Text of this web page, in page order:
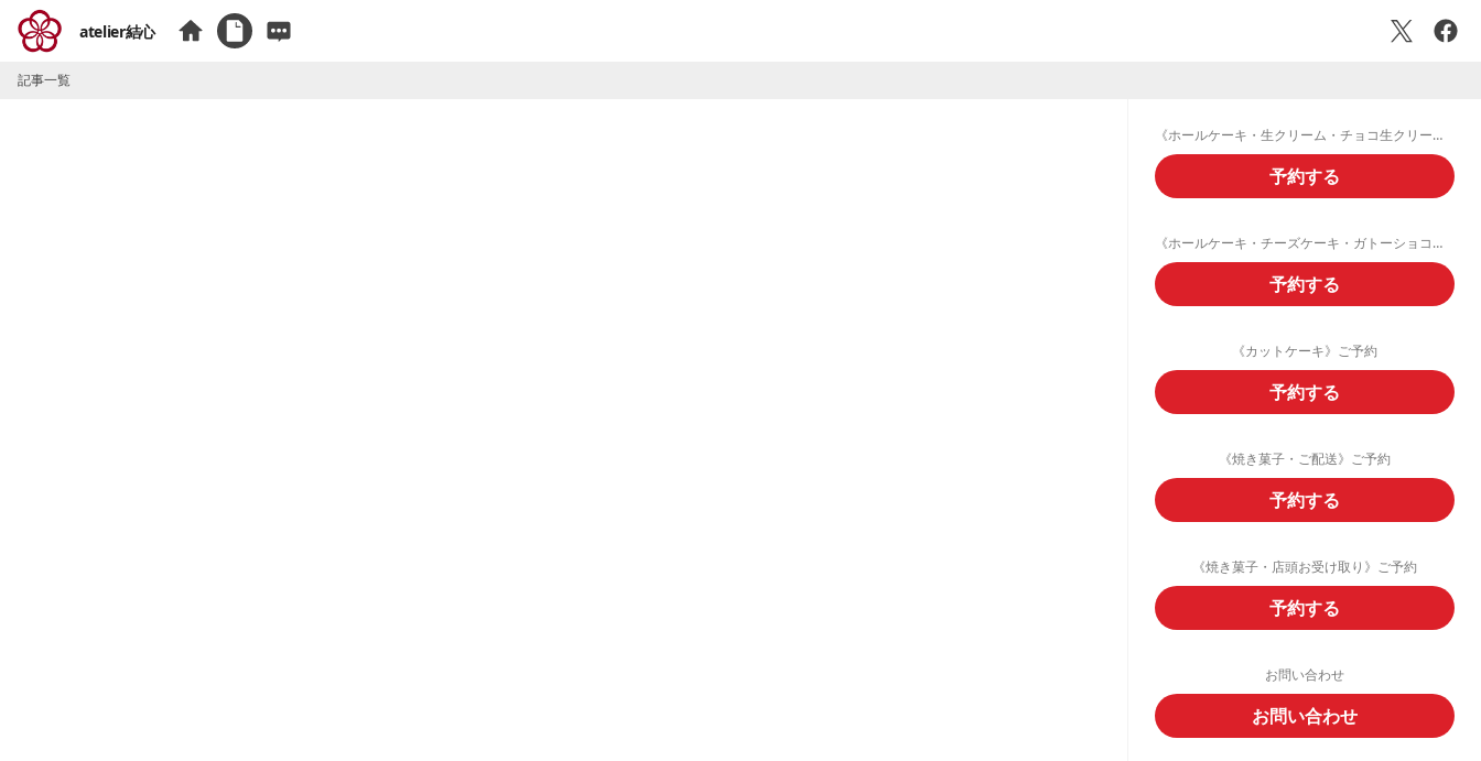
atelier結心
記事一覧
《ホールケーキ・生クリーム・チョコ生クリームデコレーション》ご予約フォーム
予約する
《ホールケーキ・チーズケーキ・ガトーショコラ・フルーツタルト》ご予約
予約する
《カットケーキ》ご予約
予約する
《焼き菓子・ご配送》ご予約
予約する
《焼き菓子・店頭お受け取り》ご予約
予約する
お問い合わせ
お問い合わせ